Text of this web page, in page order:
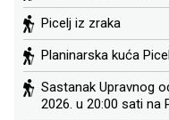
Picelj iz zraka
Planinarska kuća
Sastanak Upravnog
2026. u 20:00 sati na